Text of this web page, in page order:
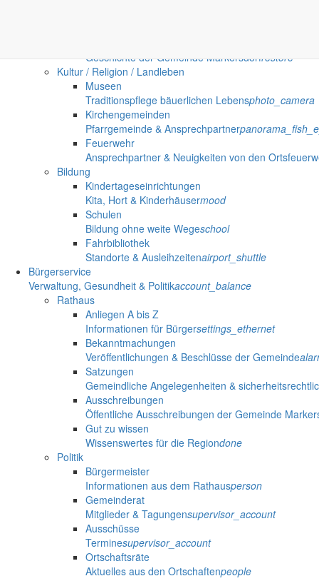
Geschichte der Gemeinde Markersdorfrestore
Kultur / Religion / Landleben
Museen
Traditionspflege bäuerlichen Lebensphoto_camera
Kirchengemeinden
Pfarrgemeinde & Ansprechpartner
Feuerwehr
Ansprechpartner & Neuigkeiten von den
Bildung
Kindertageseinrichtungen
Kita, Hort & Kinderhäusermood
Schulen
Bildung ohne weite Wegeschool
Fahrbibliothek
Standorte & Ausleihzeitenairport_shuttle
Bürgerservice
Verwaltung, Gesundheit & Politikaccount_balance
Rathaus
Anliegen A bis Z
Informationen für Bürgersettings_ethernet
Bekanntmachungen
Veröffentlichungen & Beschlüsse der Gemeinde
Satzungen
Gemeindliche Angelegenheiten &
Ausschreibungen
Öffentliche Ausschreibungen der Gemeinde
Gut zu wissen
Wissenswertes für die Regiondone
Politik
Bürgermeister
Informationen aus dem Rathausperson
Gemeinderat
Mitglieder & Tagungensupervisor_account
Ausschüsse
Terminesupervisor_account
Ortschaftsräte
Aktuelles aus den Ortschaftenpeople